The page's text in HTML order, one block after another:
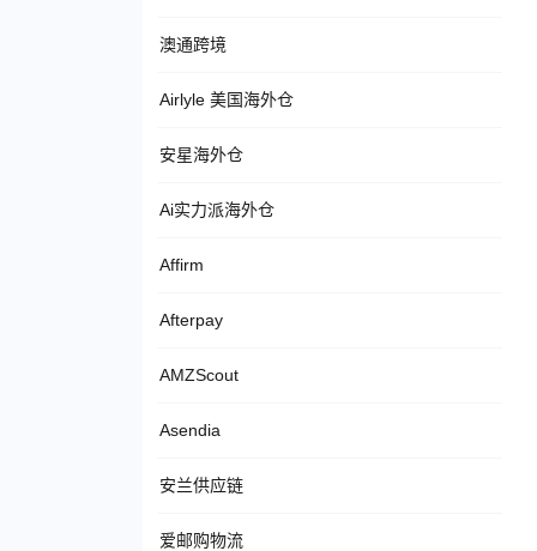
澳通跨境
Airlyle 美国海外仓
安星海外仓
Ai实力派海外仓
Affirm
Afterpay
AMZScout
Asendia
安兰供应链
爱邮购物流